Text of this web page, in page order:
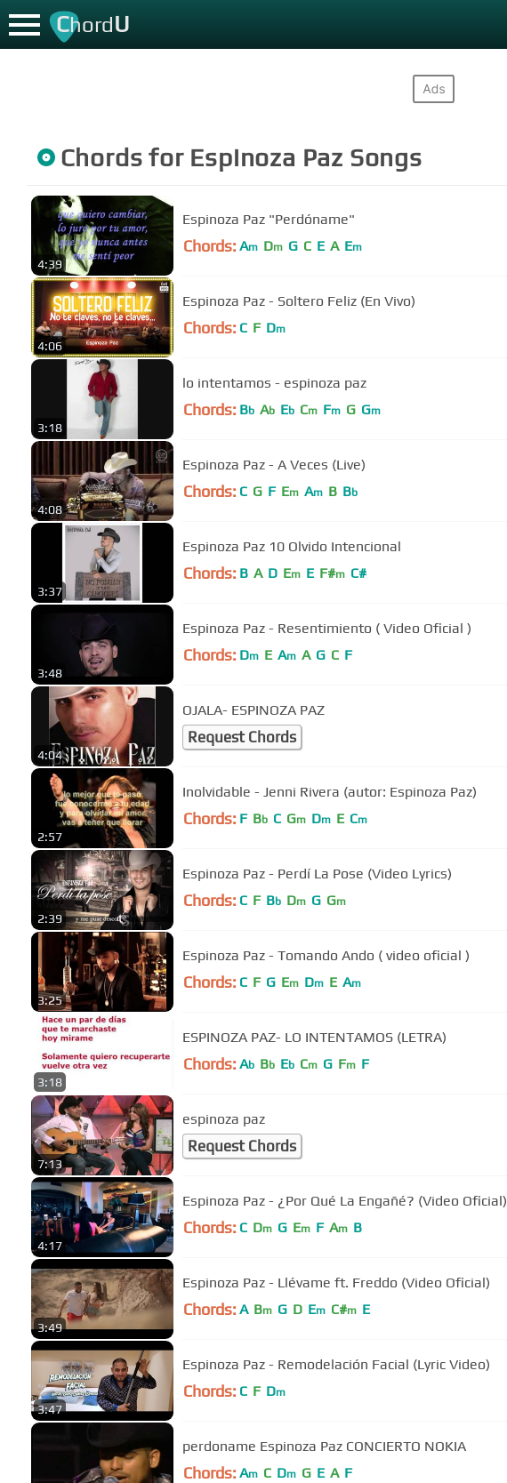
ChordU
Chords for Espinoza Paz Songs
4:39
Espinoza Paz "Perdóname"
Chords: Am Dm G C E A Em
4:06
Espinoza Paz - Soltero Feliz (En Vivo)
Chords: C F Dm
3:18
lo intentamos - espinoza paz
Chords: Bb Ab Eb Cm Fm G Gm
4:08
Espinoza Paz - A Veces (Live)
Chords: C G F Em Am B Bb
3:37
Espinoza Paz 10 Olvido Intencional
Chords: B A D Em E F#m C#
3:48
Espinoza Paz - Resentimiento ( Video Oficial )
Chords: Dm E Am A G C F
4:04
OJALA- ESPINOZA PAZ
Request Chords
2:57
Inolvidable - Jenni Rivera (autor: Espinoza Paz)
Chords: F Bb C Gm Dm E Cm
2:39
Espinoza Paz - Perdí La Pose (Video Lyrics)
Chords: C F Bb Dm G Gm
3:25
Espinoza Paz - Tomando Ando ( video oficial )
Chords: C F G Em Dm E Am
3:18
ESPINOZA PAZ- LO INTENTAMOS (LETRA)
Chords: Ab Bb Eb Cm G Fm F
7:13
espinoza paz
Request Chords
4:17
Espinoza Paz - ¿Por Qué La Engañé? (Video Oficial)
Chords: C Dm G Em F Am B
3:49
Espinoza Paz - Llévame ft. Freddo (Video Oficial)
Chords: A Bm G D Em C#m E
3:47
Espinoza Paz - Remodelación Facial (Lyric Video)
Chords: C F Dm
perdoname Espinoza Paz CONCIERTO NOKIA
Chords: Am C Dm G E A F